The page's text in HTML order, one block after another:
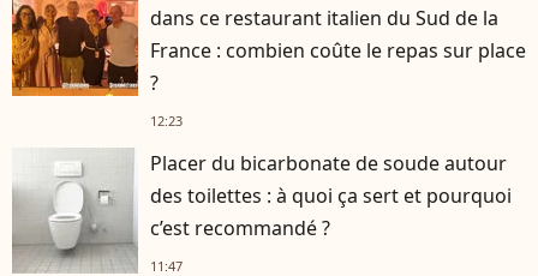
dans ce restaurant italien du Sud de la
France : combien coûte le repas sur place
?
12:23
Placer du bicarbonate de soude autour
des toilettes : à quoi ça sert et pourquoi
c’est recommandé ?
11:47